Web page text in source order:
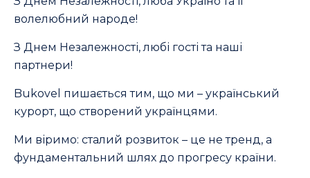
волелюбний народе!
З Днем Незалежності, любі гості та наші
партнери!
Bukovel пишається тим, що ми – український
курорт, що створений українцями.
Ми віримо: сталий розвиток – це не тренд, а
фундаментальний шлях до прогресу країни.